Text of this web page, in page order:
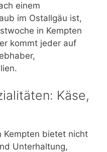
einem
im Ostallgäu ist,
in Kempten
kommt jeder auf
Käse,
Kempten bietet nicht
Unterhaltung,